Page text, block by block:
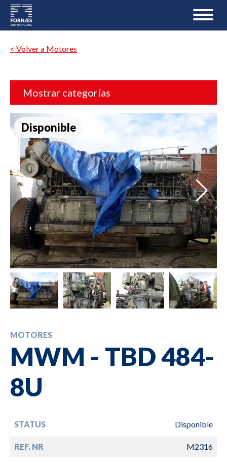
< Volver a Motores
Mostrar categorías
Disponible
MOTORES
MWM - TBD 484-
8U
STATUS Disponible
REF. NR M2316